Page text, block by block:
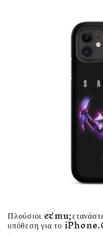
Πλούσιοι
υπόθεση για το